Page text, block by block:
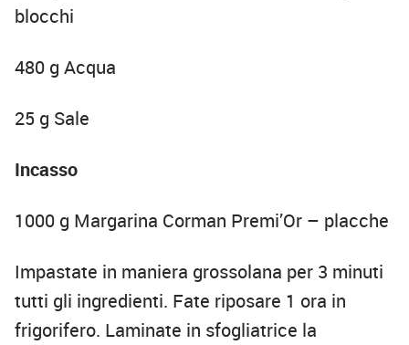
blocchi
480 g Acqua
25 g Sale
Incasso
1000 g Margarina Corman Premi’Or – placche
Impastate in maniera grossolana per 3 minuti
tutti gli ingredienti. Fate riposare 1 ora in
frigorifero. Laminate in sfogliatrice la